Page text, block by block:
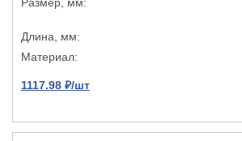
1117.98 ₽/шт